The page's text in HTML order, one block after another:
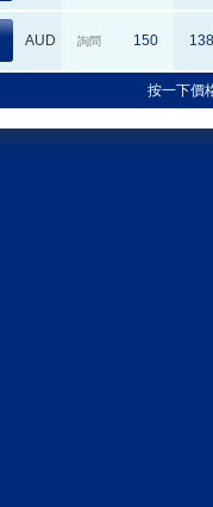
AUD 詢問 150 138
按一下價